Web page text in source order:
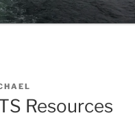
Resources